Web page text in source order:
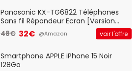
Panasonic KX-TG6822 Téléphones
Sans fil Répondeur Ecran [Version
Française]
48€ 32€ @Amazon voir l'offre
Smartphone APPLE iPhone 15 Noir
128Go